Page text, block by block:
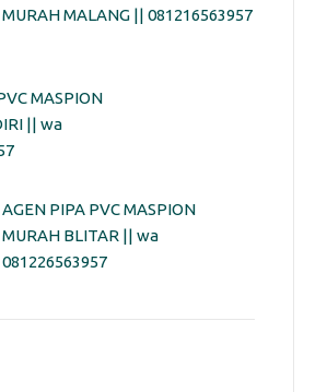
MURAH MALANG || 081216563957
MASPION
|| wa
AGEN PIPA PVC MASPION
MURAH BLITAR || wa
081226563957